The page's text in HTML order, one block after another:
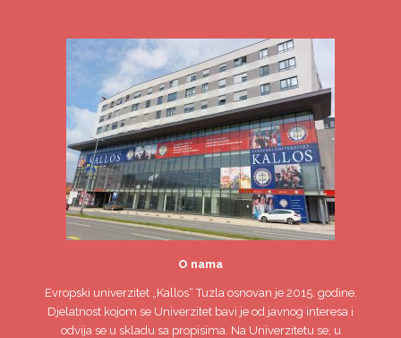
O nama
Evropski univerzitet„Kallos“ Tuzla osnovan je 2015. godine.
Djelatnost kojom se Univerzitet bavi je od javnog interesa i
odvija se u skladu sa propisima. Na Univerzitetu se, u